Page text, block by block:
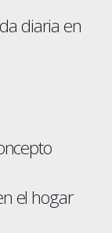
diaria en
el hogar